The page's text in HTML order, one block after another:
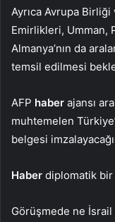
Ayrıca Avrupa
Emirlikleri, Umman,
Almanya’nın da
temsil edilmesi
AFP haber ajansı
muhtemelen
belgesi
Haber diplomatik bir
Görüşmede ne İsrail